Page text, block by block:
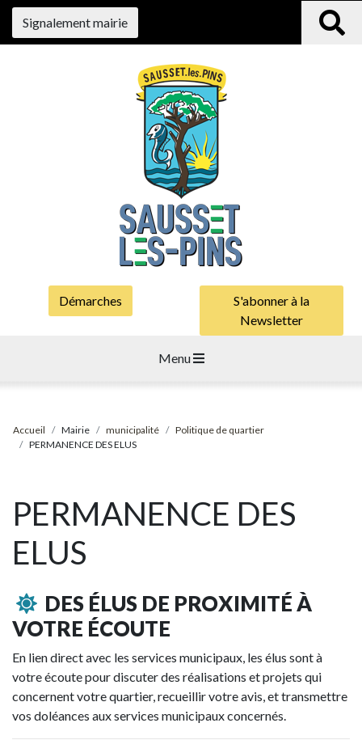
Signalement mairie
Démarches
S'abonner à la
Newsletter
Menu
Accueil Mairie municipalité
Politique de quartier
PERMANENCE DES ELUS
PERMANENCE DES
ELUS
DES ÉLUS DE PROXIMITÉ À
VOTRE ÉCOUTE
En lien direct avec les services municipaux, les élus sont à
votre écoute pour discuter des réalisations et projets qui
concernent votre quartier, recueillir votre avis, et transmettre
vos doléances aux services municipaux concernés.